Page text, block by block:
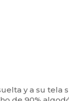
y a su tela